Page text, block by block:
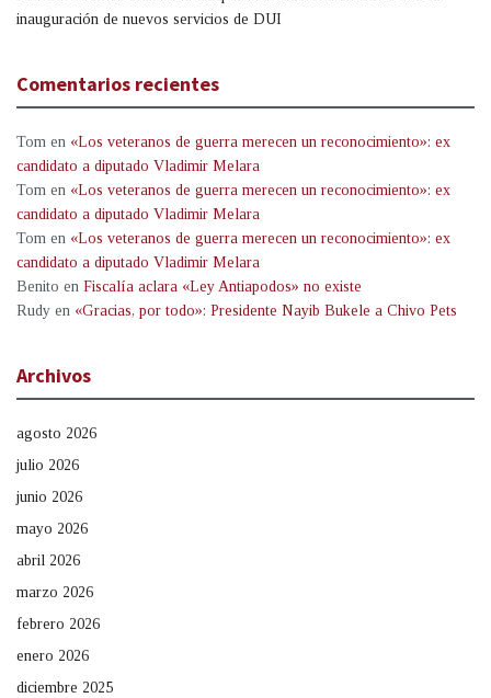
inauguración de nuevos servicios de DUI
Comentarios recientes
Tom en «Los veteranos de guerra merecen un reconocimiento»: ex
candidato a diputado Vladimir Melara
Tom en «Los veteranos de guerra merecen un reconocimiento»: ex
candidato a diputado Vladimir Melara
Tom en «Los veteranos de guerra merecen un reconocimiento»: ex
candidato a diputado Vladimir Melara
Benito en Fiscalía aclara «Ley Antiapodos» no existe
Rudy en «Gracias, por todo»: Presidente Nayib Bukele a Chivo Pets
Archivos
agosto 2026
julio 2026
junio 2026
mayo 2026
abril 2026
marzo 2026
febrero 2026
enero 2026
diciembre 2025